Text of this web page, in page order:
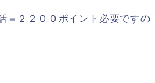
＝２２００ポイント必要ですの